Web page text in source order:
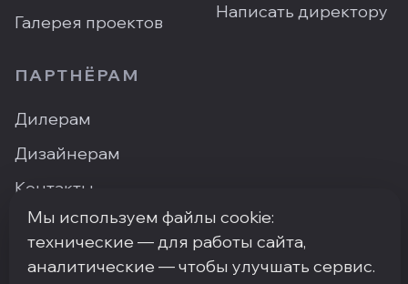
Галерея проектов
Написать директору
ПАРТНЁРАМ
Дилерам
Дизайнерам
Контакты
Где купить
Мы используем файлы cookie:
технические — для работы сайта,
аналитические — чтобы улучшать сервис.